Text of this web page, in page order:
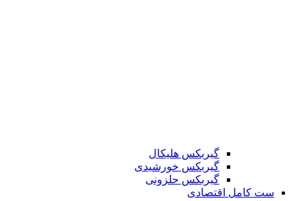
گیربکس هلیکال
گیربکس خورشیدی
گیربکس حلزونی
ست کامل اقتصادی